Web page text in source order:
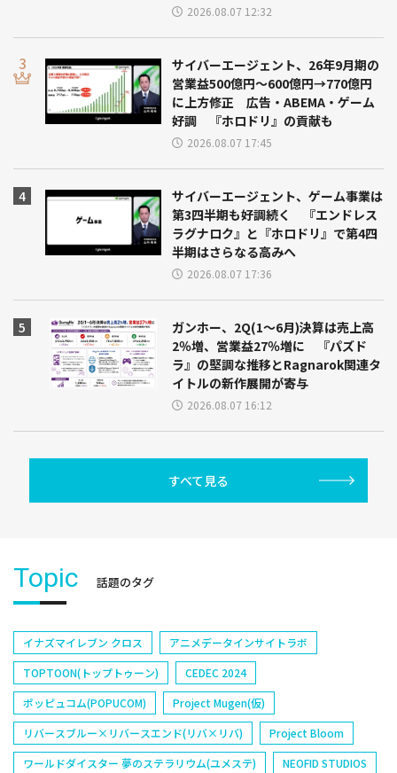
2026.08.07 12:32
サイバーエージェント、26年9月期の
営業益500億円～600億円→770億円
に上方修正 広告・ABEMA・ゲーム
好調 『ホロドリ』の貢献も
2026.08.07 17:45
サイバーエージェント、ゲーム事業は
第3四半期も好調続く 『エンドレス
ラグナロク』と『ホロドリ』で第4四
半期はさらなる高みへ
2026.08.07 17:36
ガンホー、2Q(1～6月)決算は売上高
2％増、営業益27％増に 『パズド
ラ』の堅調な推移とRagnarok関連タ
イトルの新作展開が寄与
2026.08.07 16:12
すべて見る
Topic 話題のタグ
イナズマイレブン クロス
アニメデータインサイトラボ
TOPTOON(トップトゥーン)
CEDEC 2024
ポッピュコム(POPUCOM)
Project Mugen(仮)
リバースブルー×リバースエンド(リバ×リバ)
Project Bloom
ワールドダイスター 夢のステラリウム(ユメステ)
NEOFID STUDIOS